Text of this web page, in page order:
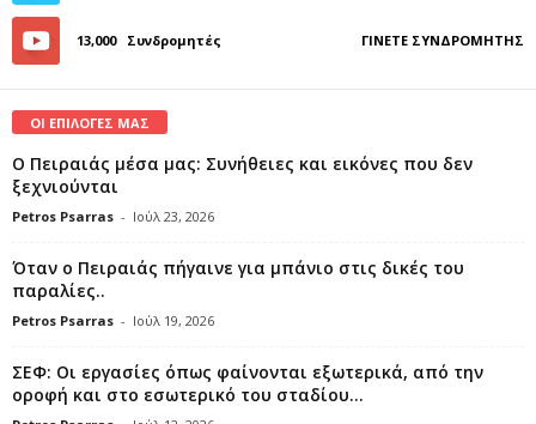
13,000 Συνδρομητές ΓΊΝΕΤΕ ΣΥΝΔΡΟΜΗΤΉΣ
ΟΙ ΕΠΙΛΟΓΕΣ ΜΑΣ
Ο Πειραιάς μέσα μας: Συνήθειες και εικόνες που δεν
ξεχνιούνται
Petros Psarras - Ιούλ 23, 2026
Όταν ο Πειραιάς πήγαινε για μπάνιο στις δικές του
παραλίες..
Petros Psarras - Ιούλ 19, 2026
ΣΕΦ: Οι εργασίες όπως φαίνονται εξωτερικά, από την
οροφή και στο εσωτερικό του σταδίου...